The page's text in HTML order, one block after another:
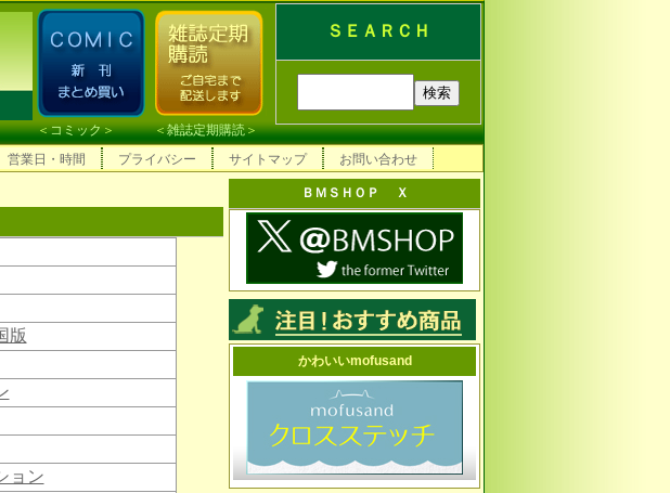
ＳＥＡＲＣＨ
コミック＞ ＜雑誌定期購読＞
営業日・時間 プライバシー サイトマップ お問い合わせ
版
ョン
ＢＭＳＨＯＰ Ｘ
かわいいmofusand